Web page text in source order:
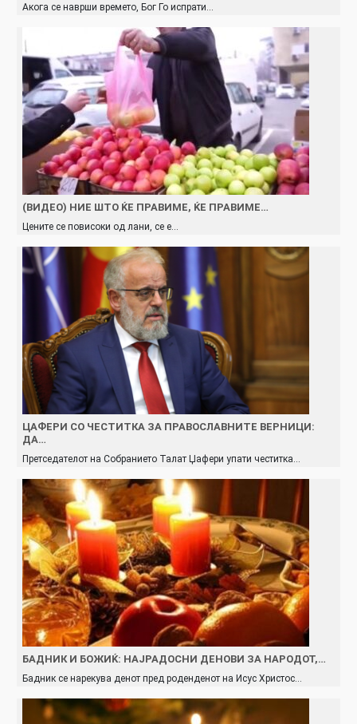
Акога се наврши времето, Бог Го испрати…
(ВИДЕО) НИЕ ШТО ЌЕ ПРАВИМЕ, ЌЕ ПРАВИМЕ…
Цените се повисоки од лани, се е…
ЦАФЕРИ СО ЧЕСТИТКА ЗА ПРАВОСЛАВНИТЕ ВЕРНИЦИ:
ДА…
Претседателот на Собранието Талат Џафери упати честитка…
БАДНИК И БОЖИЌ: НАЈРАДОСНИ ДЕНОВИ ЗА НАРОДОТ,…
Бадник се нарекува денот пред роденденот на Исус Христос…